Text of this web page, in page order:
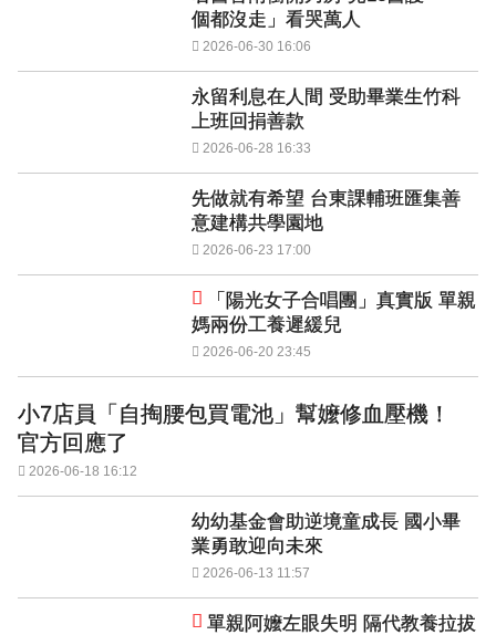
個都沒走」看哭萬人
2026-06-30 16:06
永留利息在人間 受助畢業生竹科
上班回捐善款
2026-06-28 16:33
先做就有希望 台東課輔班匯集善
意建構共學園地
2026-06-23 17:00
「陽光女子合唱團」真實版 單親
媽兩份工養遲緩兒
2026-06-20 23:45
小7店員「自掏腰包買電池」幫嬤修血壓機！
官方回應了
2026-06-18 16:12
幼幼基金會助逆境童成長 國小畢
業勇敢迎向未來
2026-06-13 11:57
單親阿嬤左眼失明 隔代教養拉拔